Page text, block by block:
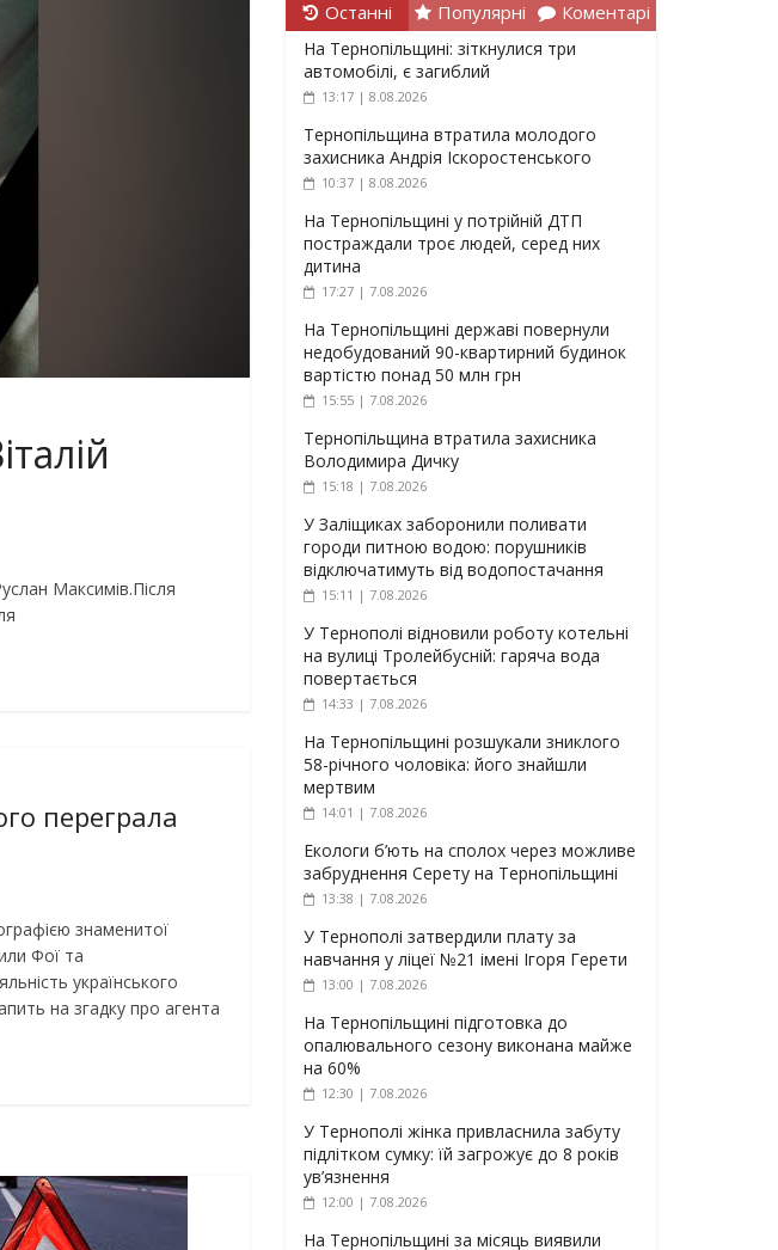
Максимів.Після
переграла
знаменитої
Фої та
українського
на згадку про агента
Останні Популярні Коментарі
На Тернопільщині: зіткнулися три
автомобілі, є загиблий
13:17 | 8.08.2026
Тернопільщина втратила молодого
захисника Андрія Іскоростенського
10:37 | 8.08.2026
На Тернопільщині у потрійній ДТП
постраждали троє людей, серед них
дитина
17:27 | 7.08.2026
На Тернопільщині державі повернули
недобудований 90-квартирний будинок
вартістю понад 50 млн грн
15:55 | 7.08.2026
Тернопільщина втратила захисника
Володимира Дичку
15:18 | 7.08.2026
У Заліщиках заборонили поливати
городи питною водою: порушників
відключатимуть від водопостачання
15:11 | 7.08.2026
У Тернополі відновили роботу котельні
на вулиці Тролейбусній: гаряча вода
повертається
14:33 | 7.08.2026
На Тернопільщині розшукали зниклого
58-річного чоловіка: його знайшли
мертвим
14:01 | 7.08.2026
Екологи б’ють на сполох через можливе
забруднення Серету на Тернопільщині
13:38 | 7.08.2026
У Тернополі затвердили плату за
навчання у ліцеї №21 імені Ігоря Герети
13:00 | 7.08.2026
На Тернопільщині підготовка до
опалювального сезону виконана майже
на 60%
12:30 | 7.08.2026
У Тернополі жінка привласнила забуту
підлітком сумку: їй загрожує до 8 років
ув’язнення
12:00 | 7.08.2026
На Тернопільщині за місяць виявили